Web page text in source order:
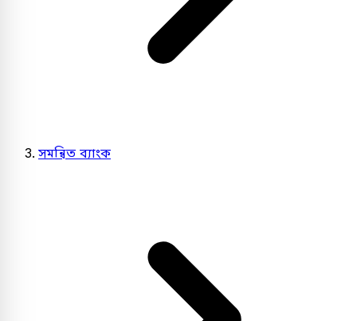
সমন্বিত ব্যাংক